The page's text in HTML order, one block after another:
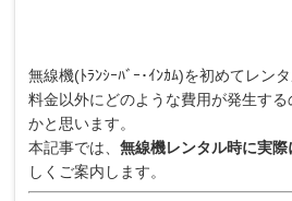
無線機(ﾄﾗﾝｼｰﾊﾞｰ･ｲﾝｶﾑ)を初めてレン
料金以外にどのような費用が発生す
かと思います。
本記事では、無線機レンタル時に実際
しくご案内します。